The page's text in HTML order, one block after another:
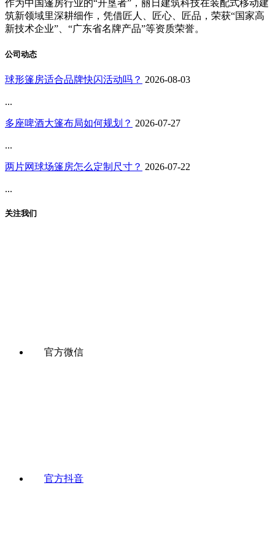
作为中国篷房行业的“开垦者”，丽日建筑科技在装配式移动建
筑新领域里深耕细作，凭借匠人、匠心、匠品，荣获“国家高
新技术企业”、“广东省名牌产品”等资质荣誉。
公司动态
球形篷房适合品牌快闪活动吗？ 2026-08-03
...
多座啤酒大篷布局如何规划？ 2026-07-27
...
两片网球场篷房怎么定制尺寸？ 2026-07-22
...
关注我们
官方微信
官方抖音